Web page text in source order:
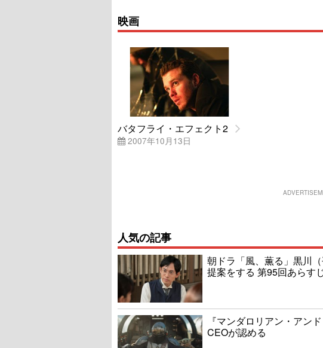
映画
バタフライ・エフェクト2
2007年10月13日
人気の記事
朝ドラ「風、薫る」黒川
提案をする 第95回あらす
『マンダロリアン・アン
CEOが認める